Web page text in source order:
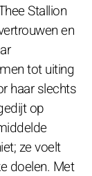
Stallion
en
tot uiting
haar slechts
op
ze voelt
doelen. Met